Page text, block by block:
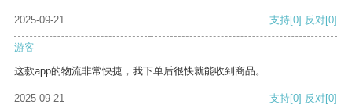
2025-09-21 支持[0] 反对[0]
游客
这款app的物流非常快捷，我下单后很快就能收到商品。
2025-09-21 支持[0] 反对[0]